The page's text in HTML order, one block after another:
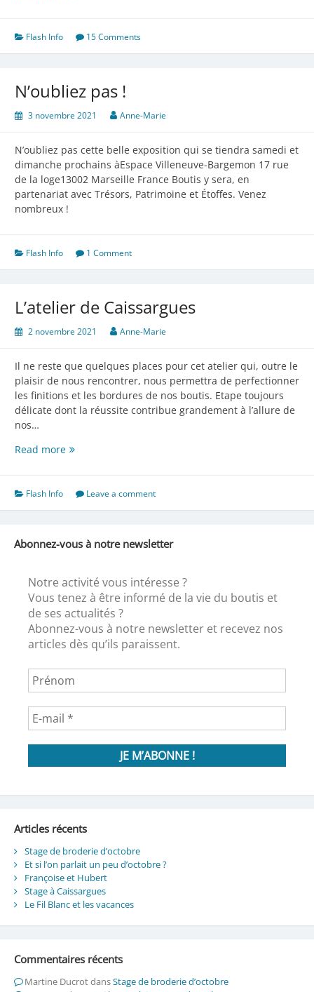
Flash Info 15 Comments
N’oubliez pas !
3 novembre 2021 Anne-Marie
N’oubliez pas cette belle exposition qui se tiendra samedi et
dimanche prochains àEspace Villeneuve-Bargemon 17 rue
de la loge13002 Marseille France Boutis y sera, en
partenariat avec Trésors, Patrimoine et Étoffes. Venez
nombreux !
Flash Info 1 Comment
L’atelier de Caissargues
2 novembre 2021 Anne-Marie
Il ne reste que quelques places pour cet atelier qui, outre le
plaisir de nous rencontrer, nous permettra de perfectionner
les finitions et les bordures de nos boutis. Etape toujours
délicate dont la réussite contribue grandement à l’allure de
nos…
Read moreL’atelier
Flash Info Leave a comment
Abonnez-vous à notre newsletter
Notre activité vous intéresse ?
Vous tenez à être informé de la vie du boutis et
de ses actualités ?
Abonnez-vous à notre newsletter et recevez nos
articles dès qu’ils paraissent.
Articles récents
Stage de broderie d’octobre
Et si l’on parlait un peu d’octobre ?
Françoise et Hubert
Stage à Caissargues
Le Fil Blanc et les vacances
Commentaires récents
Martine DucrotdansStage de broderie d’octobre